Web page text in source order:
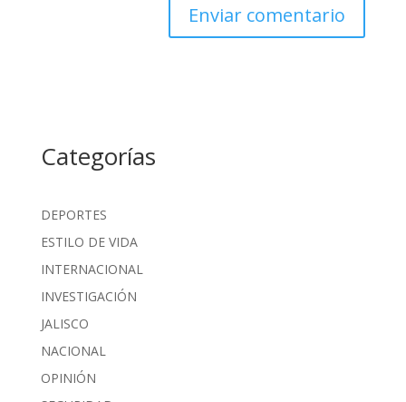
Categorías
DEPORTES
ESTILO DE VIDA
INTERNACIONAL
INVESTIGACIÓN
JALISCO
NACIONAL
OPINIÓN